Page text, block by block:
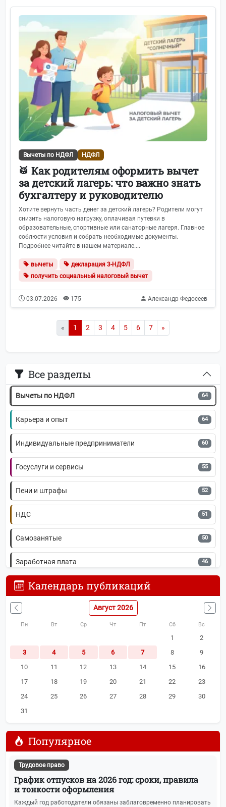
Вычеты по НДФЛ НДФЛ
🥁 Как родителям оформить вычет
за детский лагерь: что важно знать
бухгалтеру и руководителю
Хотите вернуть часть денег за детский лагерь? Родители могут
снизить налоговую нагрузку, оплачивая путевки в
образовательные, спортивные или санаторные лагеря. Главное
соблюсти условия и собрать необходимые документы.
Подробнее читайте в нашем материале....
вычеты
декларация 3-НДФЛ
получить социальный налоговый вычет
03.07.2026 175 Александр Федосеев
« 1 2 3 4 5 6 7 »
Все разделы
Главная
Трудовое право 244
Формы отчётности
Видеоканал 113
ФНС
Банки и финансы 85
Льготы, пособия и субсидии 72
Вычеты по НДФЛ 64
Карьера и опыт 64
Индивидуальные предприниматели 60
Госуслуги и сервисы 55
Пени и штрафы 52
НДС 51
Самозанятые 50
Заработная плата 46
МСП
ККТ
Обзоры законов 39
Больничные листы 36
Проверки бизнеса 28
Прочие новости
Прочие налоги и сборы
Календарь публикаций
Август 2026
Пн Вт Ср Чт Пт Сб Вс
1
2
3
4 5 6 7 8
9
10
11 12 13 14 15
16
17
18 19 20 21 22
23
24
25 26 27 28 29
30
31
Популярное
Трудовое право
График отпусков на 2026 год: сроки, правила
и тонкости оформления
Каждый год работодатели обязаны заблаговременно планировать